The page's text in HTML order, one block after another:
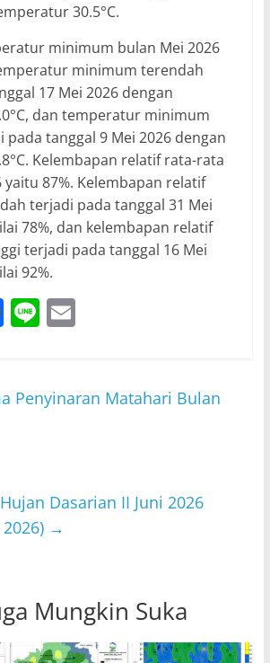
30.5°C.
minimum bulan Mei 2026
minimum terendah
17 Mei 2026 dengan
dan temperatur minimum
tanggal 9 Mei 2026 dengan
Kelembapan relatif rata-rata
yaitu 87%. Kelembapan relatif
terjadi pada tanggal 31 Mei
78%, dan kelembapan relatif
terjadi pada tanggal 16 Mei
92%.
F
e
k
Li E
l
Penyinaran Matahari Bulan
Dasarian II Juni 2026
→
Mungkin Suka